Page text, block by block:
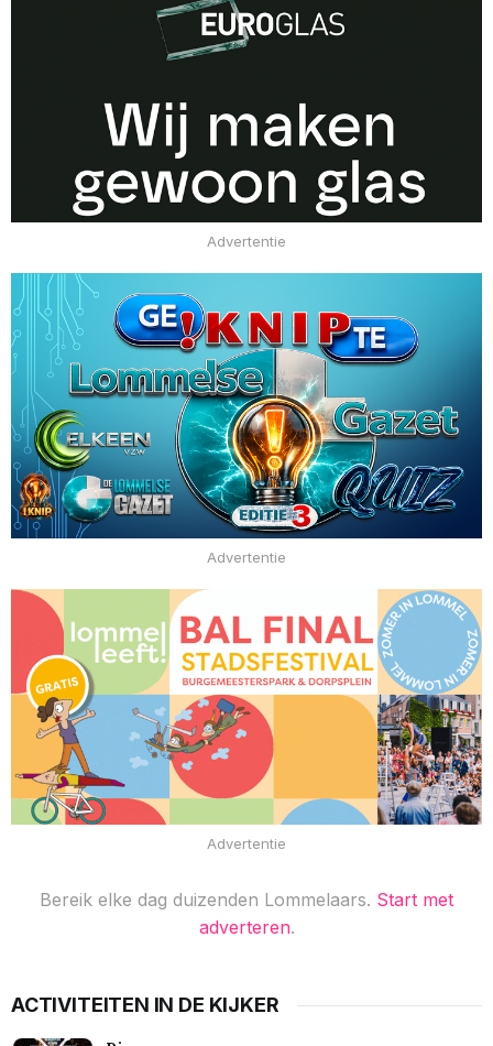
Advertentie
Advertentie
Advertentie
Bereik elke dag duizenden Lommelaars. Start met
adverteren.
ACTIVITEITEN IN DE KIJKER